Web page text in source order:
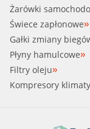
Żarówki
Świece zapłonowe
Gałki zmiany
Płyny hamulcowe
Filtry oleju
Kompresory